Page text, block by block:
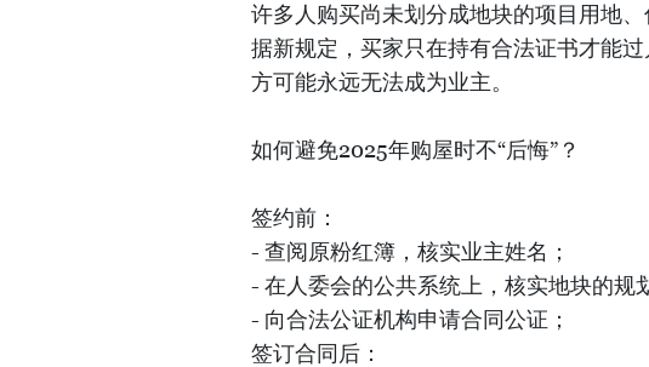
许多人购买尚未划分成地块的项目用地
据新规定，买家只在持有合法证书才能
方可能永远无法成为业主。
如何避免2025年购屋时不“后悔”？
签约前：
- 查阅原粉红簿，核实业主姓名；
- 在人委会的公共系统上，核实地块的规
- 向合法公证机构申请合同公证；
签订合同后：